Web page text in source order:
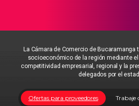
La Cámara de Comercio de Bucaramanga
socioeconómico de la región mediante
competitividad empresarial, regional y la
delegados por el
Trabaje
Ofertas para proveedores